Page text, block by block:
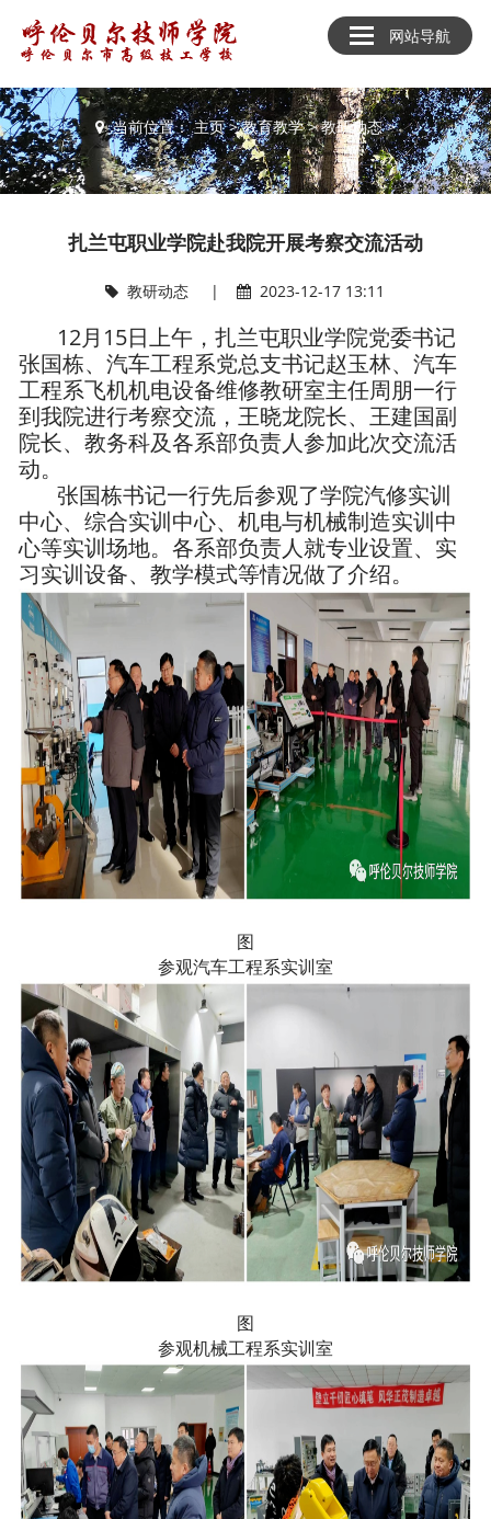
网站导航
教育教学
当前位置：主页>教育教学>教研动态>
扎兰屯职业学院赴我院开展考察交流活动
教研动态 | 2023-12-17 13:11
12月15日上午，扎兰屯职业学院党委书记
张国栋、汽车工程系党总支书记赵玉林、汽车
工程系飞机机电设备维修教研室主任周朋一行
到我院进行考察交流，王晓龙院长、王建国副
院长、教务科及各系部负责人参加此次交流活
动。
张国栋书记一行先后参观了学院汽修实训
中心、综合实训中心、机电与机械制造实训中
心等实训场地。各系部负责人就专业设置、实
习实训设备、教学模式等情况做了介绍。
图
参观汽车工程系实训室
图
参观机械工程系实训室